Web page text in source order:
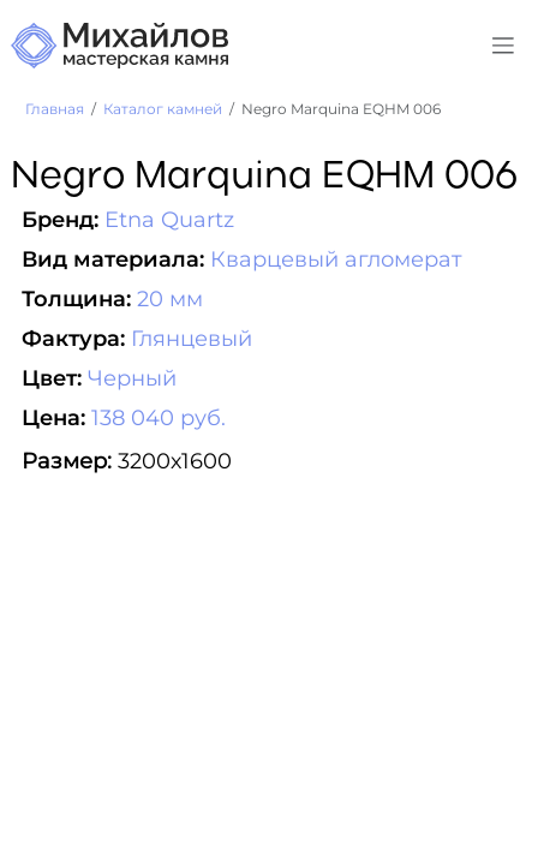
Главная Каталог камней Negro Marquina EQHM 006
Negro Marquina EQHM 006
Бренд: Etna Quartz
Вид материала: Кварцевый агломерат
Толщина: 20 мм
Фактура: Глянцевый
Цвет: Черный
Цена: 138 040 руб.
Размер: 3200х1600